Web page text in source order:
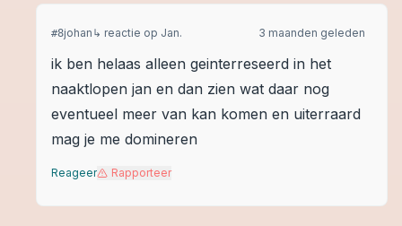
#8johan ↳ reactie op Jan. 3 maanden geleden
ik ben helaas alleen geinterreseerd in het
naaktlopen jan en dan zien wat daar nog
eventueel meer van kan komen en uiterraard
mag je me domineren
Reageer Rapporteer